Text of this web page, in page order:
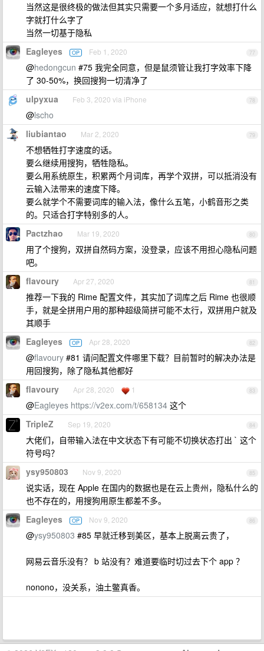
当然这是很终极的做法但其实只需要一个多月适应，就想打什么
字就打什么字了
当然一切基于隐私
77
Eagleyes OP Feb 1, 2020
@hedongcun #75 我完全同意，但是鼠须管让我打字效率下降
了 30-50%，换回搜狗一切清净了
78
ulpyxua Feb 3, 2020 via iPhone
@lscho
79
liubiantao Mar 2, 2020
不想牺牲打字速度的话。
要么继续用搜狗，牺牲隐私。
要么用系统原生，积累两个月词库，再学个双拼，可以抵消没有
云输入法带来的速度下降。
要么就学个不需要词库的输入法，像什么五笔，小鹤音形之类
的。只适合打字特别多的人。
80
Pactzhao Mar 19, 2020
用了个搜狗，双拼自然码方案，没登录，应该不用担心隐私问题
吧。
81
flavoury Apr 27, 2020
推荐一下我的 Rime 配置文件，其实加了词库之后 Rime 也很顺
手，就是全拼用户用的那种超级简拼可能不太行，双拼用户就及
其顺手
82
Eagleyes OP Apr 28, 2020
@flavoury #81 请问配置文件哪里下载？目前暂时的解决办法是
用回搜狗，除了隐私其他都好
83
flavoury Apr 28, 2020 1
@Eagleyes https://v2ex.com/t/658134 这个
84
TripleZ Sep 19, 2020
大佬们，自带输入法在中文状态下有可能不切换状态打出 ` 这个
符号吗？
85
ysy950803 Nov 9, 2020
说实话，现在 Apple 在国内的数据也是在云上贵州，隐私什么的
也不存在的，用搜狗用原生都差不多。
86
Eagleyes OP Nov 9, 2020
@ysy950803 #85 早就迁移到美区，基本上脱离云贵了，
网易云音乐没有？ b 站没有？难道要临时切过去下个 app ？
nonono，没关系，油土鳖真香。